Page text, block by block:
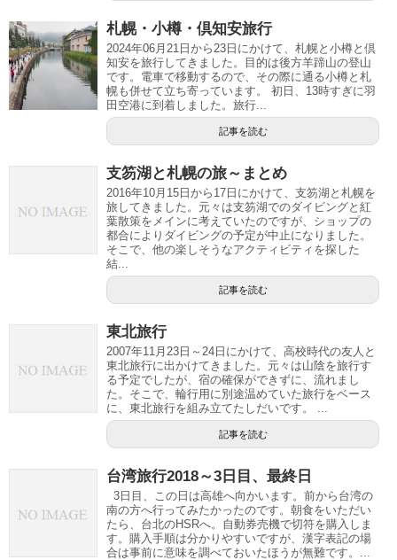
札幌・小樽・倶知安旅行
2024年06月21日から23日にかけて、札幌と小樽と倶
知安を旅行してきました。目的は後方羊蹄山の登山
です。電車で移動するので、その際に通る小樽と札
幌も併せて立ち寄っています。 初日、13時すぎに羽
田空港に到着しました。旅行...
記事を読む
支笏湖と札幌の旅～まとめ
2016年10月15日から17日にかけて、支笏湖と札幌を
旅してきました。元々は支笏湖でのダイビングと紅
葉散策をメインに考えていたのですが、ショップの
都合によりダイビングの予定が中止になりました。
そこで、他の楽しそうなアクティビティを探した
結...
記事を読む
東北旅行
2007年11月23日～24日にかけて、高校時代の友人と
東北旅行に出かけてきました。元々は山陰を旅行す
る予定でしたが、宿の確保ができずに、流れまし
た。そこで、輪行用に別途温めていた旅行をベース
に、東北旅行を組み立てたしだいです。 ...
記事を読む
台湾旅行2018～3日目、最終日
3日目、この日は高雄へ向かいます。前から台湾の
南の方へ行ってみたかったのです。朝食をいただい
たら、台北のHSRへ。自動券売機で切符を購入しま
す。購入手順は分かりやすいですが、漢字表記の場
合は事前に意味を調べておいたほうが無難です。...